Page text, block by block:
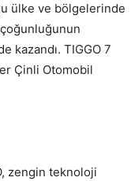
ülke ve bölgelerinde
çoğunluğunun
kazandı. TIGGO 7
Çinli Otomobil
zengin teknoloji